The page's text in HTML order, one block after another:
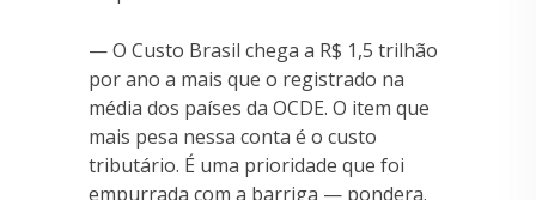
— O Custo Brasil chega a R$ 1,5 trilhão
por ano a mais que o registrado na
média dos países da OCDE. O item que
mais pesa nessa conta é o custo
tributário. É uma prioridade que foi
empurrada com a barriga — pondera.